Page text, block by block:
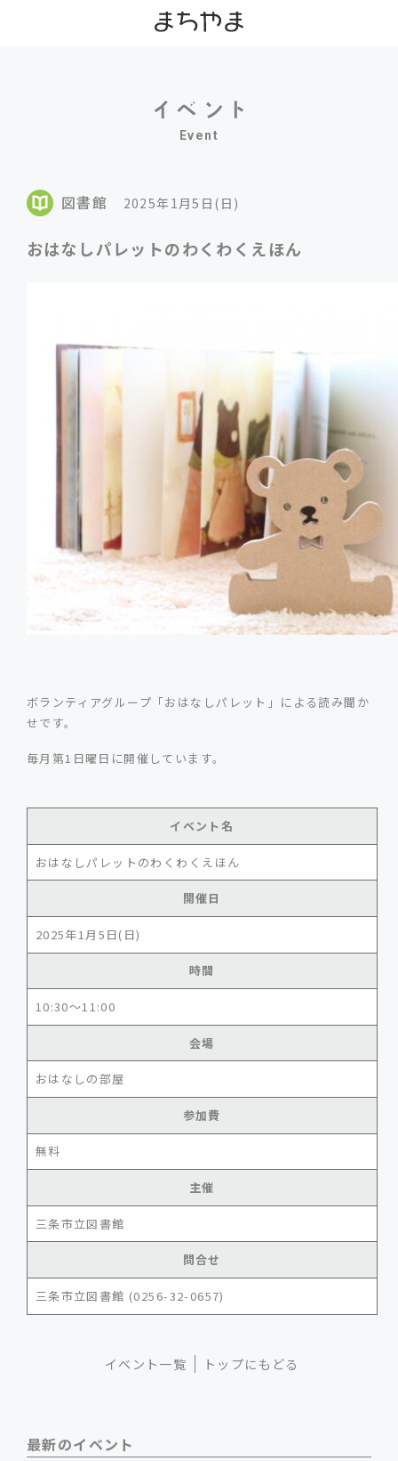
Event
図書館 2025年1月5日(日)
おはなしパレットのわくわくえほん
ボランティアグループ「おはなしパレット」による読み聞か
せです。
毎月第1日曜日に開催しています。
イベント名
おはなしパレットのわくわくえほん
開催日
2025年1月5日(日)
時間
10:30～11:00
会場
おはなしの部屋
参加費
無料
主催
三条市立図書館
問合せ
三条市立図書館 (0256-32-0657)
イベント一覧 トップにもどる
最新のイベント